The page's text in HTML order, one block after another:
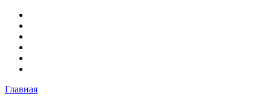
Главная